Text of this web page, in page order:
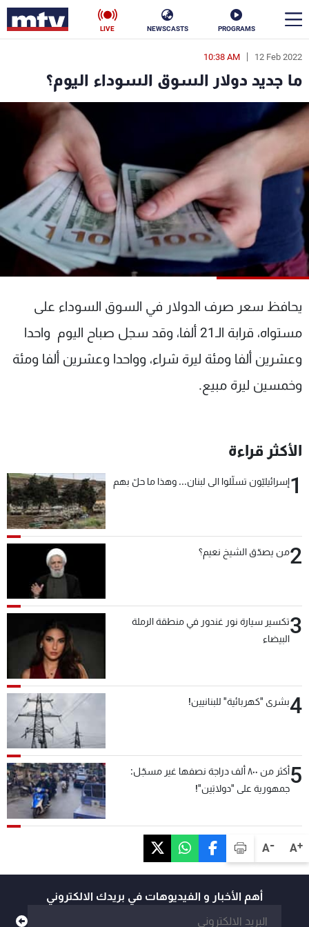
PROGRAMS
NEWSCASTS
LIVE
A+
A-
12 Feb 2022
10:38 AM
ما جديد دولار السوق السوداء اليوم؟
يحافظ سعر صرف الدولار في السوق السوداء على
مستواه، قرابة الـ21 ألفا، وقد سجل صباح اليوم واحدا
وعشرين ألفا ومئة ليرة شراء، وواحدا وعشرين ألفا ومئة
وخمسين ليرة مبيع.
الأكثر قراءة
1إسرائيليّون تسلّلوا الى لبنان... وهذا ما حلّ بهم
2من يصدّق الشيخ نعيم؟
3تكسير سيارة نور غندور في منطقة الرملة
البيضاء
4بشرى "كهربائية" للبنانيين!
5
أكثر من ٨٠٠ ألف دراجة نصفها غير مسجّل:
جمهورية على "دولابَين"!
أهم الأخبار و الفيديوهات في بريدك الالكتروني
en
الأخبار
سياسة
إقتصاد
منوعات رياضة
كأس العالم
جدول البرامج
شاهد البرامج
الترددات
عن MTV